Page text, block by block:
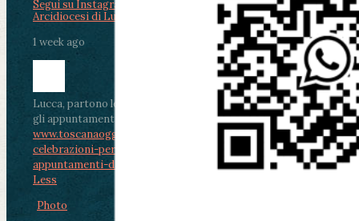
Arcidiocesi di Lucca
1 week ago
Lucca, partono le celebrazioni per don Aldo Mei:
gli appuntamenti dal 2 al 4 agosto
www.toscanaoggi.it/lucca-partono-le-
celebrazioni-per-don-aldo-mei-gli-
appuntamenti-dal-2-al-4-ago...
See MoreSee
Less
Photo
Segui su Instagram